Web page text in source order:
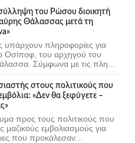
του Ρώσου διοικητή
Θάλασσας μετά τη
υπάρχουν πληροφορίες για
Οσίποφ, του αρχηγού του
Σύμφωνα με τις πλη...
στους πολιτικούς που
«Δεν θα ξεφύγετε –
προς τους πολιτικούς που
μαζικούς εμβολιασμούς για
που προκάλεσαν...